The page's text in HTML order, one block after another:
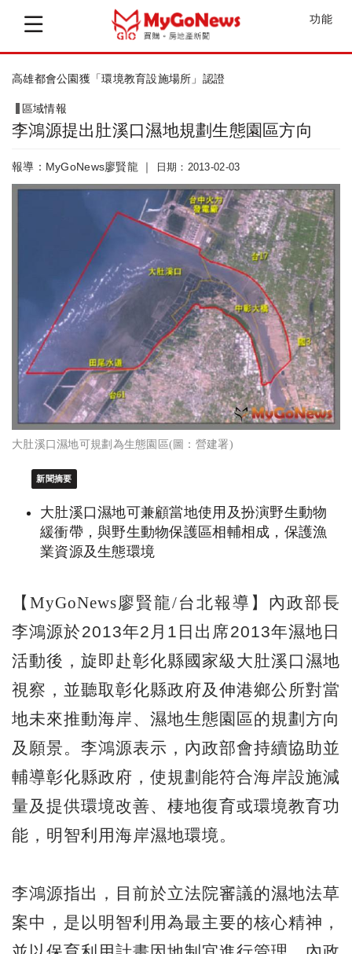
功能
毛治國支持多項台中重大建設計畫 胡志強...
區域情報
李鴻源提出肚溪口濕地規劃生態園區方向
報導：MyGoNews廖賢龍 ｜ 日期：2013-02-03
大肚溪口濕地可規劃為生態園區(圖：營建署)
新聞摘要
大肚溪口濕地可兼顧當地使用及扮演野生動物
緩衝帶，與野生動物保護區相輔相成，保護漁
業資源及生態環境
【MyGoNews廖賢龍/台北報導】 內政部長
李鴻源於2013年2月1日出席2013年濕地日
活動後，旋即赴彰化縣國家級大肚溪口濕地
視察，並聽取彰化縣政府及伸港鄉公所對當
地未來推動海岸、濕地生態園區的規劃方向
及願景。李鴻源表示，內政部會持續協助並
輔導彰化縣政府，使規劃能符合海岸設施減
量及提供環境改善、棲地復育或環境教育功
能，明智利用海岸濕地環境。
李鴻源指出，目前於立法院審議的濕地法草
案中，是以明智利用為最主要的核心精神，